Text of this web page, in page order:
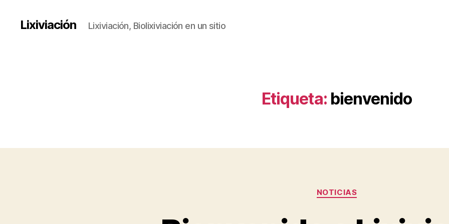
Lixiviación Lixiviación, Biolixiviación en un sitio
Etiqueta: bienvenido
Categorías
NOTICIAS